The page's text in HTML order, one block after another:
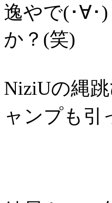
逸やで(･∀･
か？(笑)
NiziUの縄
ャンプも引